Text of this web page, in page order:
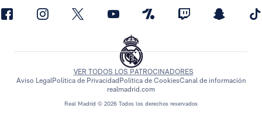
Real Madrid © 2026 Todos los derechos reservados
VER TODOS LOS PATROCINADORES
Aviso LegalPolítica de Privacidad Política de CookiesCanal de información
realmadrid.com